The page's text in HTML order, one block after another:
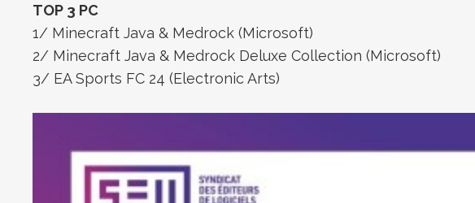
TOP 3 PC
1/ Minecraft Java & Medrock (Microsoft)
2/ Minecraft Java & Medrock Deluxe Collection (Microsoft)
3/ EA Sports FC 24 (Electronic Arts)